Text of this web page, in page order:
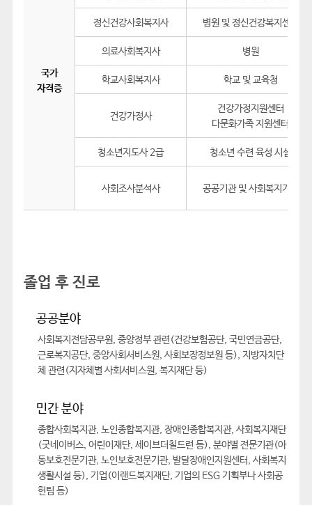
국가
자격증
정신건강사회복지사 병원 및 정신건강복지센터
의료사회복지사 병원
학교사회복지사 학교 및 교육청
건강가정사
건강가정지원센터
다문화가족 지원센터
청소년지도사 2급 청소년 수련 육성 시설
사회조사분석사 공공기관 및 사회복지기관
졸업 후 진로
공공분야
사회복지전담공무원, 중앙정부 관련(건강보험공단, 국민연금공단,
근로복지공단, 중앙사회서비스원, 사회보장정보원 등), 지방자치단
체 관련(지자체별 사회서비스원, 복지재단 등)
민간 분야
종합사회복지관, 노인종합복지관, 장애인종합복지관, 사회복지재단
(굿네이버스, 어린이재단, 세이브더칠드런 등), 분야별 전문기관(아
동보호전문기관, 노인보호전문기관, 발달장애인지원센터, 사회복지
생활시설 등), 기업(이랜드복지재단, 기업의 ESG 기획부나 사회공
헌팀 등)